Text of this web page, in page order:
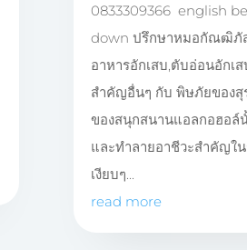
0833309366 english
down ปรึกษาหมอกัณฒิภัส
อาหารอักเสบ,ตับอ่อนอักเ
สำคัญอื่นๆ กับ พิษภัยของสุร
ของสนุกสนานแอลกอฮอล์
และทำลายอาชีวะสำคัญใน
เงียบๆ...
read more